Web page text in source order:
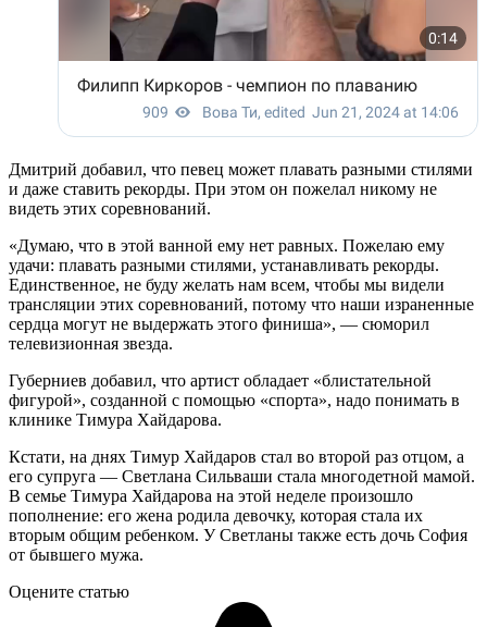
Дмитрий добавил, что певец может плавать разными стилями
и даже ставить рекорды. При этом он пожелал никому не
видеть этих соревнований.
«Думаю, что в этой ванной ему нет равных. Пожелаю ему
удачи: плавать разными стилями, устанавливать рекорды.
Единственное, не буду желать нам всем, чтобы мы видели
трансляции этих соревнований, потому что наши израненные
сердца могут не выдержать этого финиша», — сюморил
телевизионная звезда.
Губерниев добавил, что артист обладает «блистательной
фигурой», созданной с помощью «спорта», надо понимать в
клинике Тимура Хайдарова.
Кстати, на днях Тимур Хайдаров стал во второй раз отцом, а
его супруга — Светлана Сильваши стала многодетной мамой.
В семье Тимура Хайдарова на этой неделе произошло
пополнение: его жена родила девочку, которая стала их
вторым общим ребенком. У Светланы также есть дочь София
от бывшего мужа.
Оцените статью